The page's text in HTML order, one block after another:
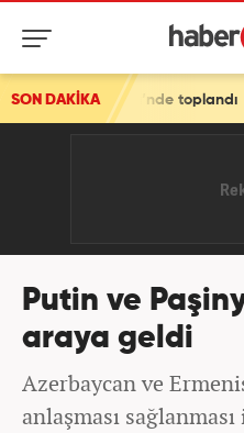
SON DAKİKA
Putin ve
araya geldi
Azerbaycan ve
anlaşması